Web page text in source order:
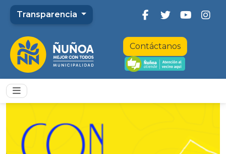
Transparencia
Contáctanos